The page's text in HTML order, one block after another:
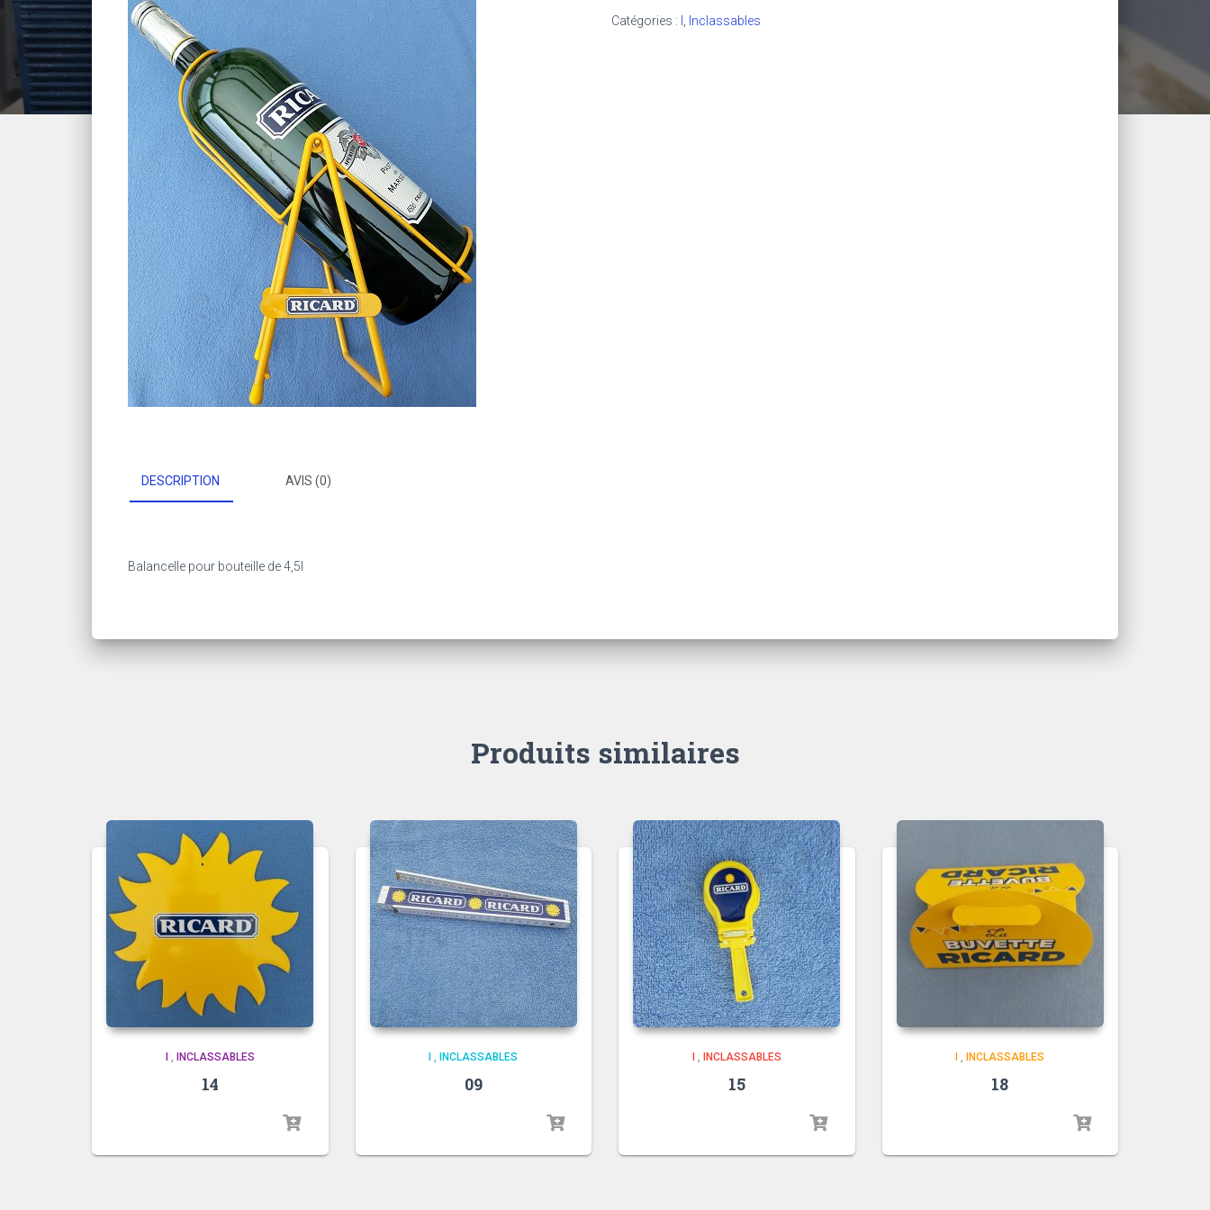
Catégories : Inclassables
DESCRIPTION AVIS (0)
Balancelle pour bouteille de 4,5l
Produits similaires
, INCLASSABLES
14
, INCLASSABLES
09
, INCLASSABLES
15
, INCLASSABLES
18